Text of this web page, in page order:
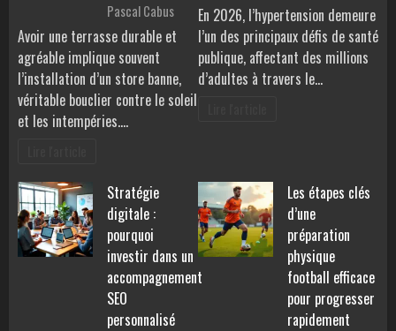
Pascal Cabus
Avoir une terrasse durable et
agréable implique souvent
l’installation d’un store banne,
véritable bouclier contre le soleil
et les intempéries.…
En 2026, l’hypertension demeure
l’un des principaux défis de santé
publique, affectant des millions
d’adultes à travers le…
Stratégie
digitale :
pourquoi
investir dans un
accompagnement
SEO
personnalisé
Les étapes clés
d’une
préparation
physique
football efficace
pour progresser
rapidement